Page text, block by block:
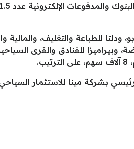
للطباعة والتغليف، والمالية
المهندس للتأمين عدد 2502 سهم، وباع مساهم رئيسي بشركة مينا